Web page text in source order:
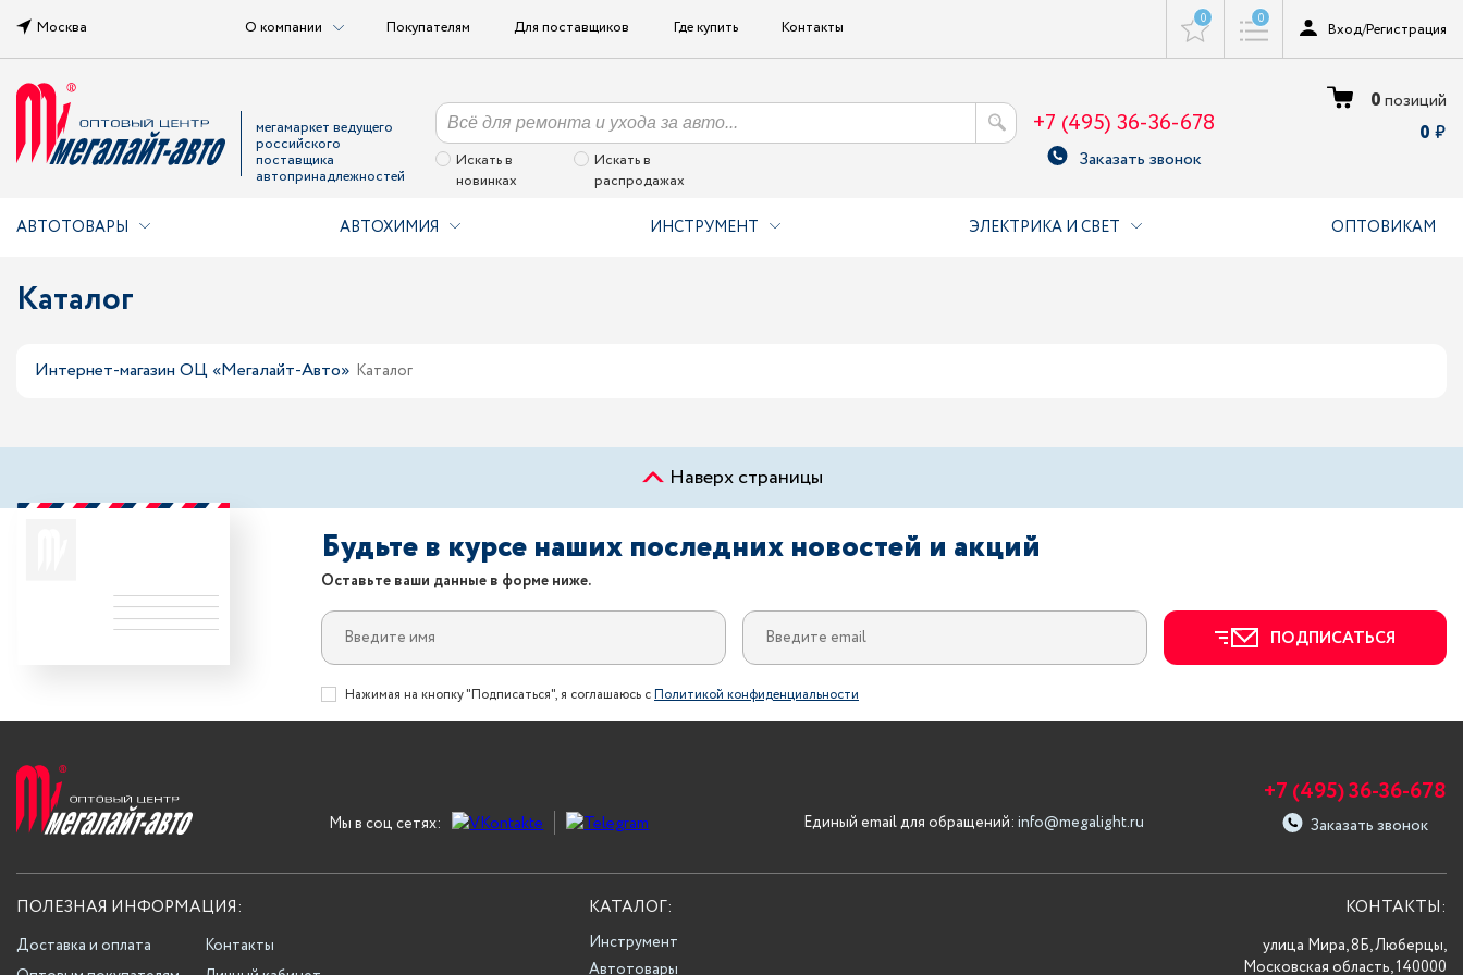
Москва О компании Покупателям Для поставщиков Где купить Контакты 0 0
Вход/Регистрация
мегамаркет ведущего
российского
поставщика
автопринадлежностей
Искать в
новинках
Искать в
распродажах
+7 (495) 36-36-678
Заказать звонок
0позиций
0
АВТОТОВАРЫ АВТОХИМИЯ ИНСТРУМЕНТ ЭЛЕКТРИКА И СВЕТ ОПТОВИКАМ
Каталог
Интернет-магазин ОЦ «Мегалайт-Авто» Каталог
Наверх страницы
Будьте в курсе наших последних новостей и акций
Оставьте ваши данные в форме ниже.
ПОДПИСАТЬСЯ
Нажимая на кнопку "Подписаться", я соглашаюсь сПолитикой конфиденциальности
Мы в соц сетях: Единый email для обращений: info@megalight.ru
+7 (495) 36-36-678
Заказать звонок
ПОЛЕЗНАЯ ИНФОРМАЦИЯ:
Доставка и оплата
Контакты
КАТАЛОГ:
Инструмент
Автотовары
КОНТАКТЫ:
улица Мира, 8Б, Люберцы,
Московская область, 140000